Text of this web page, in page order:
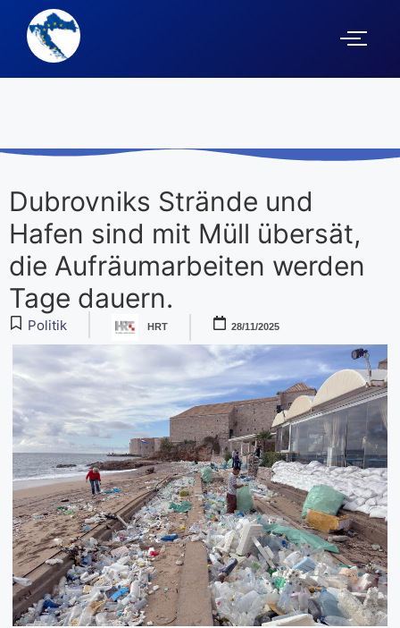
Dubrovniks Strände und
Hafen sind mit Müll übersät,
die Aufräumarbeiten werden
Tage dauern.
Politik HRT 28/11/2025